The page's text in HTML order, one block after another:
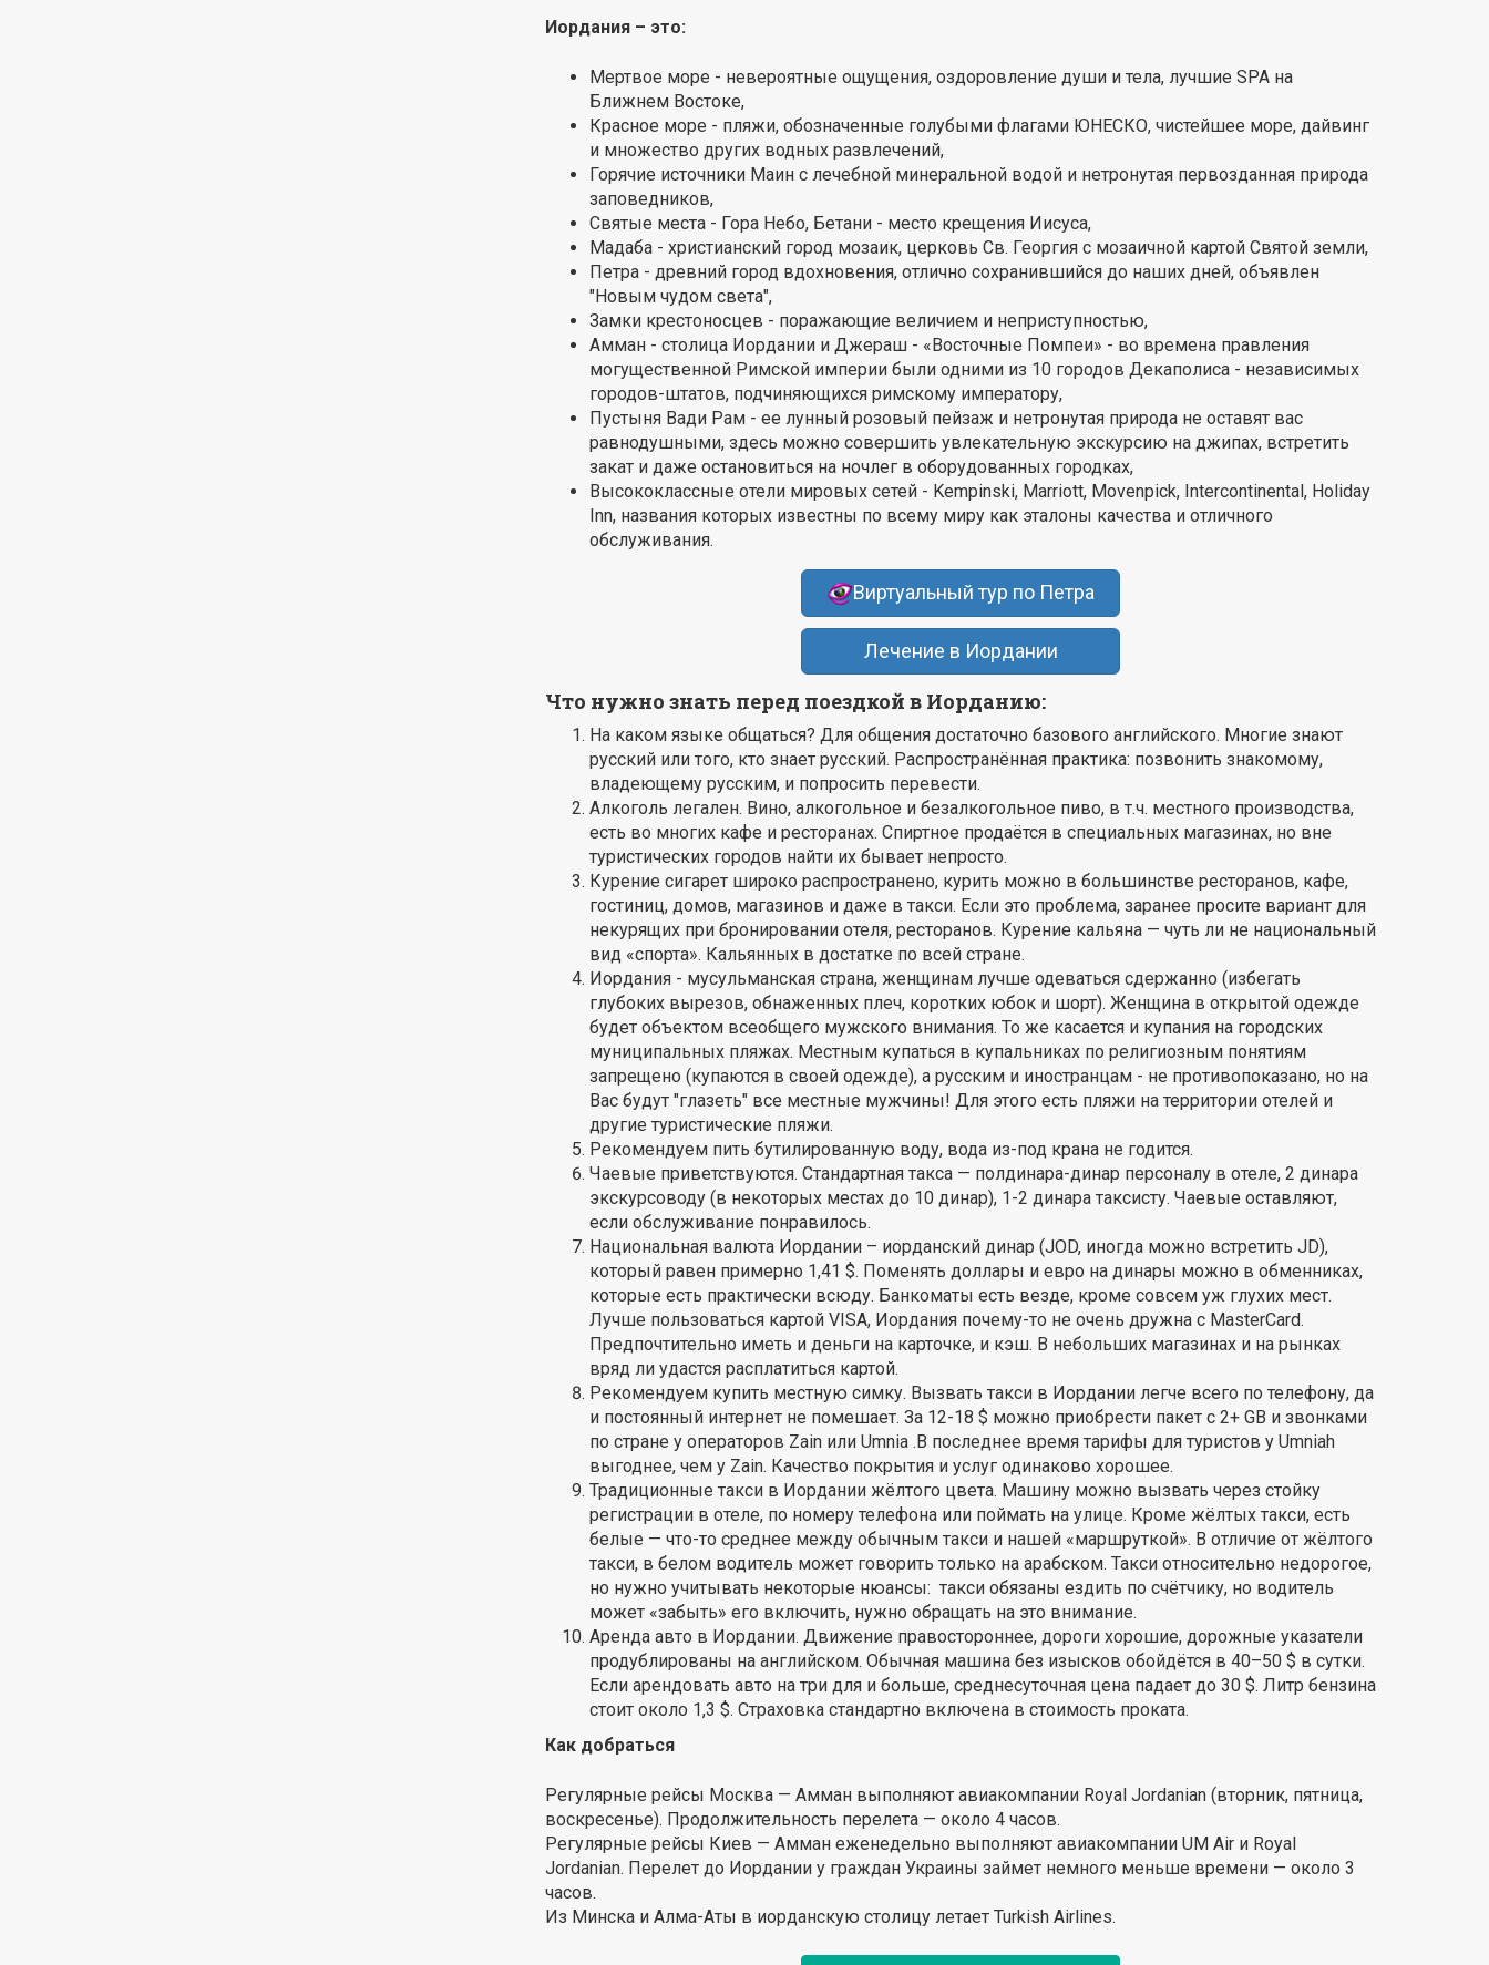
Иордания – это:
Мертвое море - невероятные ощущения, оздоровление души и тела, лучшие SPA на
Ближнем Востоке,
Красное море - пляжи, обозначенные голубыми флагами ЮНЕСКО, чистейшее море, дайвинг
и множество других водных развлечений,
Горячие источники Маин с лечебной минеральной водой и нетронутая первозданная природа
заповедников,
Святые места - Гора Небо, Бетани - место крещения Иисуса,
Мадаба - христианский город мозаик, церковь Св. Георгия с мозаичной картой Святой земли,
Петра - древний город вдохновения, отлично сохранившийся до наших дней, объявлен
"Новым чудом света",
Замки крестоносцев - поражающие величием и неприступностью,
Амман - столица Иордании и Джераш - «Восточные Помпеи» - во времена правления
могущественной Римской империи были одними из 10 городов Декаполиса - независимых
городов-штатов, подчиняющихся римскому императору,
Пустыня Вади Рам - ее лунный розовый пейзаж и нетронутая природа не оставят вас
равнодушными, здесь можно совершить увлекательную экскурсию на джипах, встретить
закат и даже остановиться на ночлег в оборудованных городках,
Высококлассные отели мировых сетей - Kempinski, Marriott, Movenpick, Intercontinental, Holiday
Inn, названия которых известны по всему миру как эталоны качества и отличного
обслуживания.
Виртуальный тур по Петра
Лечение в Иордании
Что нужно знать перед поездкой в Иорданию:
На каком языке общаться? Для общения достаточно базового английского. Многие знают
русский или того, кто знает русский. Распространённая практика: позвонить знакомому,
владеющему русским, и попросить перевести.
Алкоголь легален. Вино, алкогольное и безалкогольное пиво, в т.ч. местного производства,
есть во многих кафе и ресторанах. Спиртное продаётся в специальных магазинах, но вне
туристических городов найти их бывает непросто.
Курение сигарет широко распространено, курить можно в большинстве ресторанов, кафе,
гостиниц, домов, магазинов и даже в такси. Если это проблема, заранее просите вариант для
некурящих при бронировании отеля, ресторанов. Курение кальяна — чуть ли не национальный
вид «спорта». Кальянных в достатке по всей стране.
Иордания - мусульманская страна, женщинам лучше одеваться сдержанно (избегать
глубоких вырезов, обнаженных плеч, коротких юбок и шорт). Женщина в открытой одежде
будет объектом всеобщего мужского внимания. То же касается и купания на городских
муниципальных пляжах. Местным купаться в купальниках по религиозным понятиям
запрещено (купаются в своей одежде), а русским и иностранцам - не противопоказано, но на
Вас будут "глазеть" все местные мужчины! Для этого есть пляжи на территории отелей и
другие туристические пляжи.
Рекомендуем пить бутилированную воду, вода из-под крана не годится.
Чаевые приветствуются. Стандартная такса — полдинара-динар персоналу в отеле, 2 динара
экскурсоводу (в некоторых местах до 10 динар), 1-2 динара таксисту. Чаевые оставляют,
если обслуживание понравилось.
Национальная валюта Иордании – иорданский динар (JOD, иногда можно встретить JD),
который равен примерно 1,41 $. Поменять доллары и евро на динары можно в обменниках,
которые есть практически всюду. Банкоматы есть везде, кроме совсем уж глухих мест.
Лучше пользоваться картой VISA, Иордания почему-то не очень дружна с MasterCard.
Предпочтительно иметь и деньги на карточке, и кэш. В небольших магазинах и на рынках
вряд ли удастся расплатиться картой.
Рекомендуем купить местную симку. Вызвать такси в Иордании легче всего по телефону, да
и постоянный интернет не помешает. За 12-18 $ можно приобрести пакет c 2+ GB и звонками
по стране у операторов Zain или Umnia .В последнее время тарифы для туристов у Umniah
выгоднее, чем у Zain. Качество покрытия и услуг одинаково хорошее.
Традиционные такси в Иордании жёлтого цвета. Машину можно вызвать через стойку
регистрации в отеле, по номеру телефона или поймать на улице. Кроме жёлтых такси, есть
белые — что-то среднее между обычным такси и нашей «маршруткой». В отличие от жёлтого
такси, в белом водитель может говорить только на арабском. Такси относительно недорогое,
но нужно учитывать некоторые нюансы: такси обязаны ездить по счётчику, но водитель
может «забыть» его включить, нужно обращать на это внимание.
Аренда авто в Иордании. Движение правостороннее, дороги хорошие, дорожные указатели
продублированы на английском. Обычная машина без изысков обойдётся в 40–50 $ в сутки.
Если арендовать авто на три для и больше, среднесуточная цена падает до 30 $. Литр бензина
стоит около 1,3 $. Страховка стандартно включена в стоимость проката.
Как добраться
Регулярные рейсы Москва — Амман выполняют авиакомпании Royal Jordanian (вторник, пятница,
воскресенье). Продолжительность перелета — около 4 часов.
Регулярные рейсы Киев — Амман еженедельно выполняют авиакомпании UM Air и Royal
Jordanian. Перелет до Иордании у граждан Украины займет немного меньше времени — около 3
часов.
Из Минска и Алма-Аты в иорданскую столицу летает Turkish Airlines.